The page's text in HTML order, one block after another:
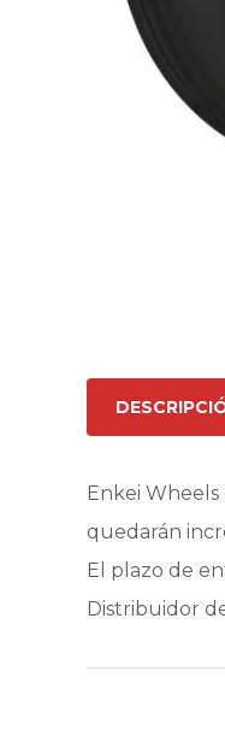
Enkei
quedarán
El plazo de
Distribuidor